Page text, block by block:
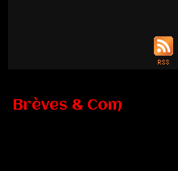
Brèves & Com